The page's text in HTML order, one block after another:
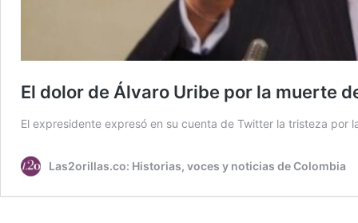
El dolor de Álvaro Uribe por la muerte
El expresidente expresó en su cuenta de Twitter la tristeza por
Las2orillas.co: Historias, voces y noticias de Colombia